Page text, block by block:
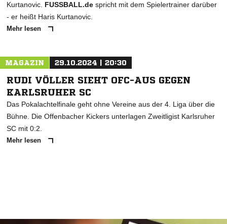
Kurtanovic. FUSSBALL.de spricht mit dem Spielertrainer darüber
- er heißt Haris Kurtanovic.
Mehr lesen
MAGAZIN 29.10.2024 | 20:30
RUDI VÖLLER SIEHT OFC-AUS GEGEN
KARLSRUHER SC
Das Pokalachtelfinale geht ohne Vereine aus der 4. Liga über die
Bühne. Die Offenbacher Kickers unterlagen Zweitligist Karlsruher
SC mit 0:2.
Mehr lesen